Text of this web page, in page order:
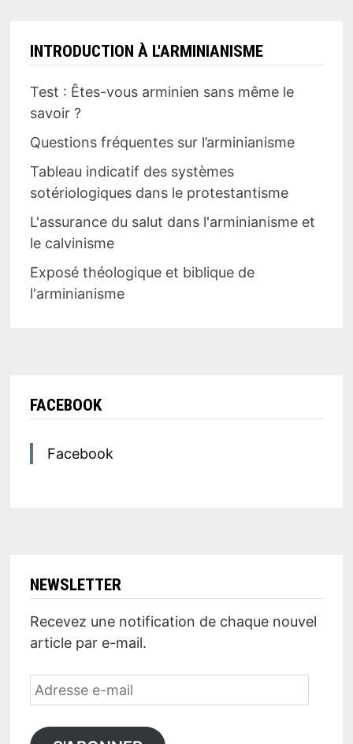
INTRODUCTION À L'ARMINIANISME
Test : Êtes-vous arminien sans même le
savoir ?
Questions fréquentes sur l’arminianisme
Tableau indicatif des systèmes
sotériologiques dans le protestantisme
L'assurance du salut dans l'arminianisme et
le calvinisme
Exposé théologique et biblique de
l'arminianisme
FACEBOOK
Facebook
NEWSLETTER
Recevez une notification de chaque nouvel
article par e-mail.
Adresse
e-
mail